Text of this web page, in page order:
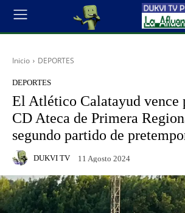
Inicio DEPORTES
DEPORTES
El Atlético Calatayud vence
CD Ateca de Primera
segundo partido de
DUKVI TV 11 Agosto 2024